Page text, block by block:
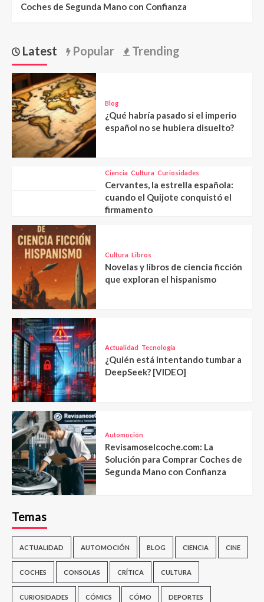
Coches de Segunda Mano con Confianza
Latest Popular Trending
Blog
¿Qué habría pasado si el imperio
español no se hubiera disuelto?
Ciencia Cultura Curiosidades
Cervantes, la estrella española:
cuando el Quijote conquistó el
firmamento
Cultura Libros
Novelas y libros de ciencia ficción
que exploran el hispanismo
Actualidad Tecnología
¿Quién está intentando tumbar a
DeepSeek? [VIDEO]
Automoción
Revisamoselcoche.com: La
Solución para Comprar Coches de
Segunda Mano con Confianza
Temas
ACTUALIDAD AUTOMOCIÓN BLOG CIENCIA CINE
COCHES CONSOLAS CRÍTICA CULTURA
CURIOSIDADES CÓMICS CÓMO DEPORTES